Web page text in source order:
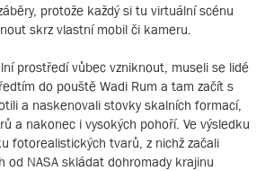
protože každý si tu virtuální scénu
skrz vlastní mobil či kameru.
prostředí vůbec vzniknout, museli se lidé
do pouště Wadi Rum a tam začít s
a naskenovali stovky skalních formací,
a nakonec i vysokých pohoří. Ve výsledku
fotorealistických tvarů, z nichž začali
od NASA skládat dohromady krajinu